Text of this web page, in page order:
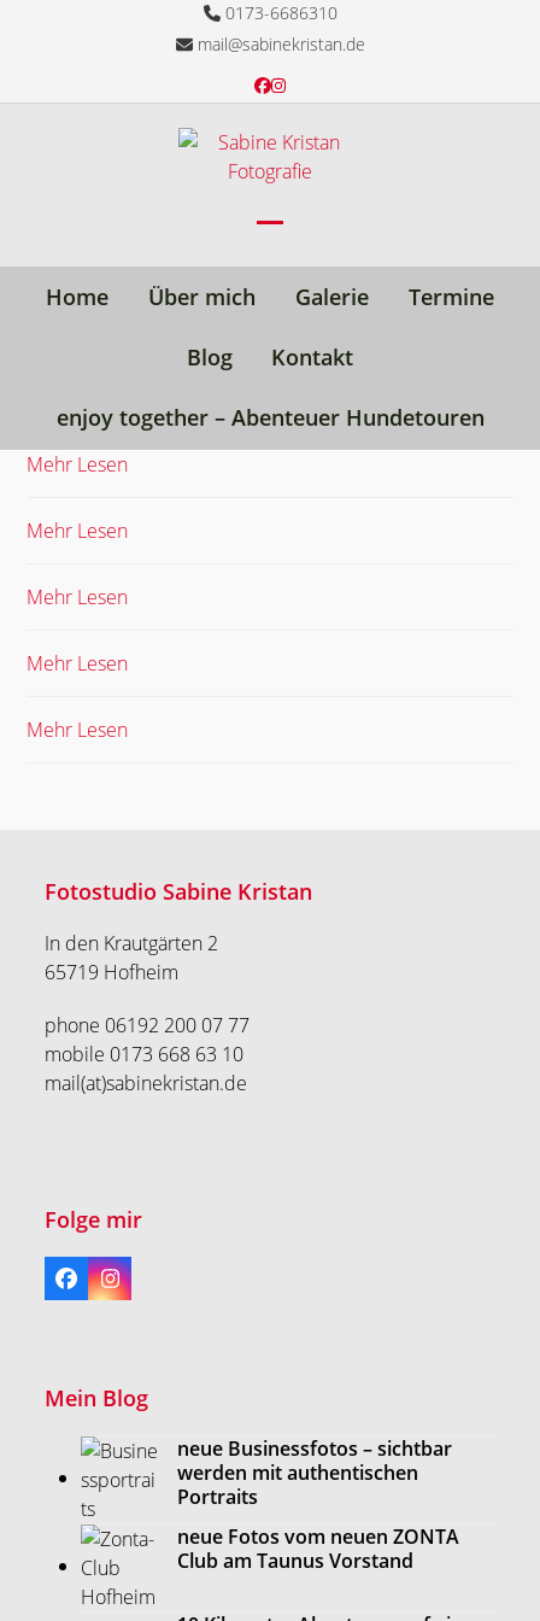
0173-6686310
mail@sabinekristan.de
Facebook
Instagram
mobile
mobile
Home Über mich Galerie Termine
Blog Kontakt
enjoy together – Abenteuer Hundetouren
Mehr Lesen
Mehr Lesen
Mehr Lesen
Mehr Lesen
Mehr Lesen
Fotostudio Sabine Kristan
In den Krautgärten 2
65719 Hofheim
phone 06192 200 07 77
mobile 0173 668 63 10
mail(at)sabinekristan.de
Folge mir
FacebookInstagram
Mein Blog
neue Businessfotos – sichtbar
werden mit authentischen
Portraits
neue Fotos vom neuen ZONTA
Club am Taunus Vorstand